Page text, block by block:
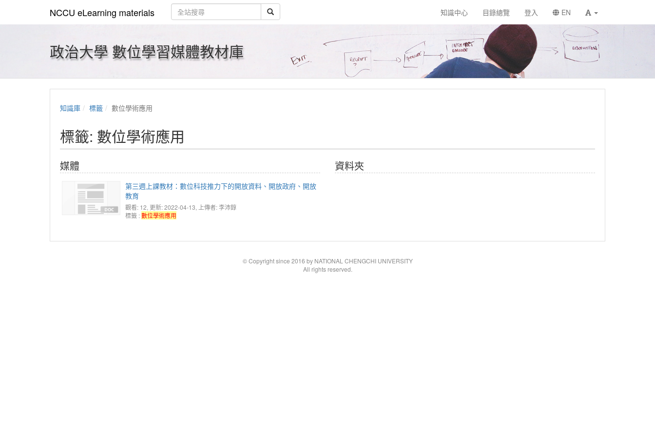
NCCU eLearning materials 知識中心 目錄總覽 登入 EN
政治大學 數位學習媒體教材庫
知識庫 標籤 數位學術應用
標籤: 數位學術應用
媒體
第三週上課教材：數位科技推力下的開放資料、開放政府、開放
教育
觀看: 12, 更新: 2022-04-13, 上傳者: 李沛錞
標籤 :數位學術應用
資料夾
© Copyright since 2016 by NATIONAL CHENGCHI UNIVERSITY
All rights reserved.